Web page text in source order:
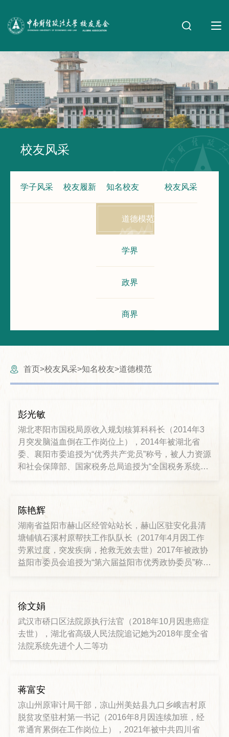
校友风采
学子风采 校友履新 知名校友
道德模范
学界
政界
商界
校友风采
首页>校友风采>知名校友>道德模范
彭光敏
湖北枣阳市国税局原收入规划核算科科长（2014年3
月突发脑溢血倒在工作岗位上），2014年被湖北省
委、襄阳市委追授为“优秀共产党员”称号，被人力资源
和社会保障部、国家税务总局追授为“全国税务系统先
陈艳辉
湖南省益阳市赫山区经管站站长，赫山区驻安化县清
塘铺镇石溪村原帮扶工作队队长（2017年4月因工作
劳累过度，突发疾病，抢救无效去世）2017年被政协
益阳市委员会追授为“第六届益阳市优秀政协委员”称
徐文娟
武汉市硚口区法院原执行法官（2018年10月因患癌症
去世），湖北省高级人民法院追记她为2018年度全省
法院系统先进个人二等功
蒋富安
凉山州原审计局干部，凉山州美姑县九口乡峨吉村原
脱贫攻坚驻村第一书记（2016年8月因连续加班，经
常通宵累倒在工作岗位上），2021年被中共四川省